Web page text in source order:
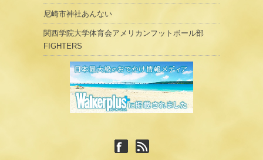
尼崎市神社あんない
関西学院大学体育会アメリカンフットボール部
FIGHTERS